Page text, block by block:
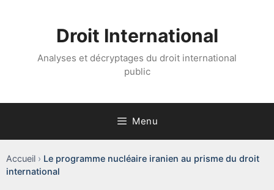
Droit International
Analyses et décryptages du droit international
public
Menu
Accueil › Le programme nucléaire iranien au prisme du droit
international